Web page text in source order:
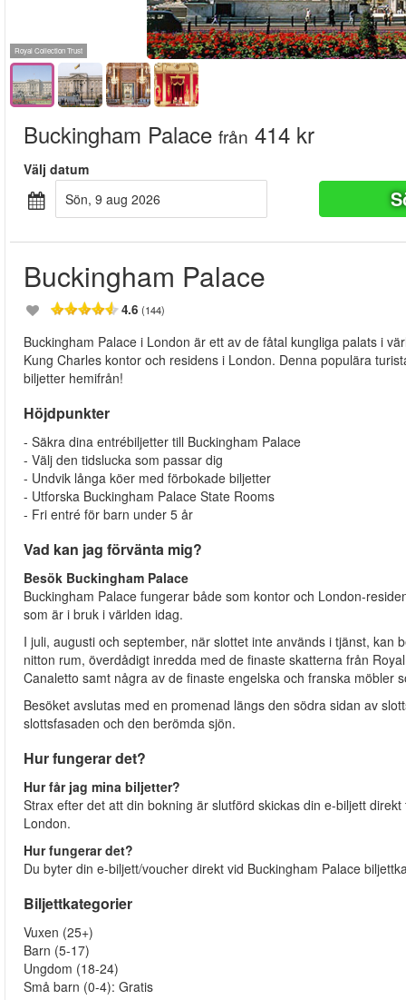
Royal Collection Trust
Buckingham Palace från 414 kr
Välj datum
sön, 9 aug 2026
Buckingham Palace
4.6 (144)
Buckingham Palace i London är ett av de fåtal kungliga palats i
Kung Charles kontor och residens i London. Denna populära
biljetter hemifrån!
Höjdpunkter
- Säkra dina entrébiljetter till Buckingham Palace
- Välj den tidslucka som passar dig
- Undvik långa köer med förbokade biljetter
- Utforska Buckingham Palace State Rooms
- Fri entré för barn under 5 år
Vad kan jag förvänta mig?
Besök Buckingham Palace
Buckingham Palace fungerar både som kontor och London-
som är i bruk i världen idag.
I juli, augusti och september, när slottet inte används i tjänst,
nitton rum, överdådigt inredda med de finaste skatterna från
Canaletto samt några av de finaste engelska och franska möbler
Besöket avslutas med en promenad längs den södra sidan av
slottsfasaden och den berömda sjön.
Hur fungerar det?
Hur får jag mina biljetter?
Strax efter det att din bokning är slutförd skickas din e-biljett
London.
Hur fungerar det?
Du byter din e-biljett/voucher direkt vid Buckingham Palace
Biljettkategorier
Vuxen (25+)
Barn (5-17)
Ungdom (18-24)
Små barn (0-4): Gratis